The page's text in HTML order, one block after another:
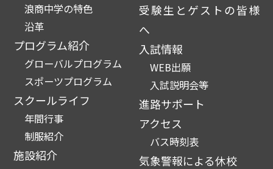
浪商中学の特色
沿革
プログラム紹介
グローバルプログラム
スポーツプログラム
スクールライフ
年間行事
制服紹介
施設紹介
受験生とゲストの皆様
へ
入試情報
WEB出願
入試説明会等
進路サポート
アクセス
バス時刻表
気象警報による休校